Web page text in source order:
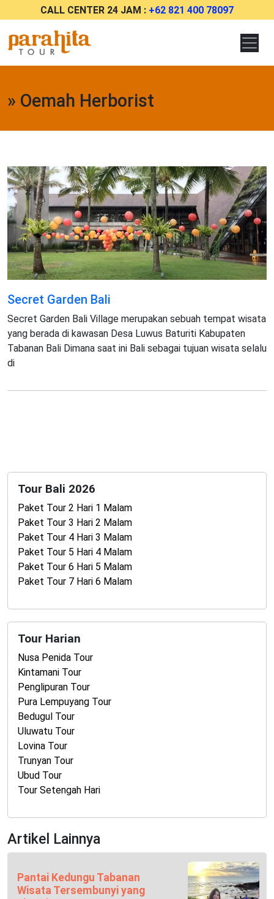
CALL CENTER 24 JAM : +62 821 400 78097
» Oemah Herborist
Secret Garden Bali
Secret Garden Bali Village merupakan sebuah tempat wisata
yang berada di kawasan Desa Luwus Baturiti Kabupaten
Tabanan Bali Dimana saat ini Bali sebagai tujuan wisata selalu
di
Tour Bali 2026
Paket Tour 2 Hari 1 Malam
Paket Tour 3 Hari 2 Malam
Paket Tour 4 Hari 3 Malam
Paket Tour 5 Hari 4 Malam
Paket Tour 6 Hari 5 Malam
Paket Tour 7 Hari 6 Malam
Tour Harian
Nusa Penida Tour
Kintamani Tour
Penglipuran Tour
Pura Lempuyang Tour
Bedugul Tour
Uluwatu Tour
Lovina Tour
Trunyan Tour
Ubud Tour
Tour Setengah Hari
Artikel Lainnya
Pantai Kedungu Tabanan
Wisata Tersembunyi yang